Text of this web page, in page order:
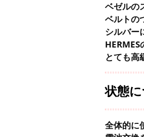
ベゼルの
ベルトの
シルバー
とても
状態
全体的に